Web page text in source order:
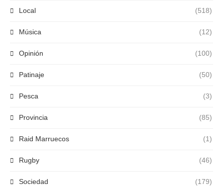
Local (518)
Música (12)
Opinión (100)
Patinaje (50)
Pesca (3)
Provincia (85)
Raid Marruecos (1)
Rugby (46)
Sociedad (179)